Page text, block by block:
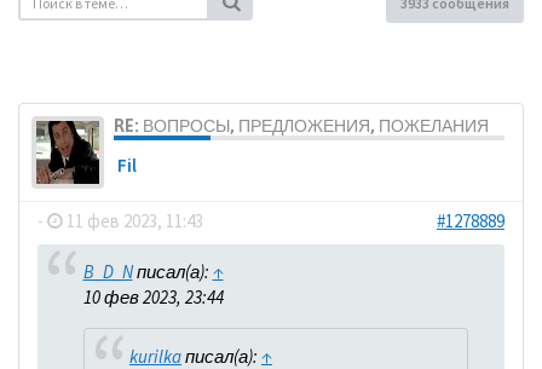
RE: ВОПРОСЫ, ПРЕДЛОЖЕНИЯ, ПОЖЕЛАНИЯ
Fil
- 11 фев 2023, 11:43 #1278889
B_D_Nписал(а): ↑
10 фев 2023, 23:44
kurilkaписал(а): ↑